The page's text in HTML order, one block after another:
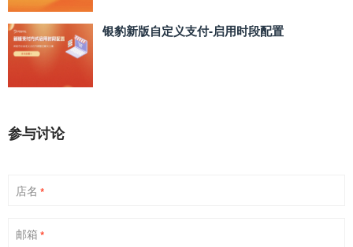
银豹新版自定义支付‑启用时段配置
参与讨论
店名 *
邮箱 *